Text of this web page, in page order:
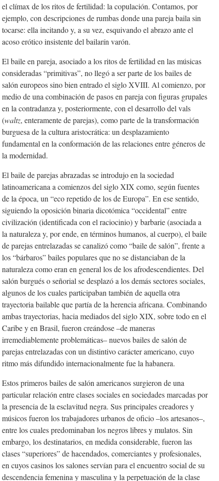
el clímax de los ritos de fertilidad: la copulación. Contamos, por
ejemplo, con descripciones de rumbas donde una pareja baila sin
tocarse: ella incitando y, a su vez, esquivando el abrazo ante el
acoso erótico insistente del bailarín varón.
El baile en pareja, asociado a los ritos de fertilidad en las músicas
consideradas “primitivas”, no llegó a ser parte de los bailes de
salón europeos sino bien entrado el siglo XVIII. Al comienzo, por
medio de una combinación de pasos en pareja con figuras grupales
en la contradanza y, posteriormente, con el desarrollo del vals
(waltz, enteramente de parejas), como parte de la transformación
burguesa de la cultura aristocrática: un desplazamiento
fundamental en la conformación de las relaciones entre géneros de
la modernidad.
El baile de parejas abrazadas se introdujo en la sociedad
latinoamericana a comienzos del siglo XIX como, según fuentes
de la época, un “eco repetido de los de Europa”. En ese sentido,
siguiendo la oposición binaria dicotómica “occidental” entre
civilización (identificada con el raciocinio) y barbarie(asociada a
la naturaleza y, por ende, en términos humanos, al cuerpo), el baile
de parejas entrelazadas se canalizó como “baile de salón”, frente a
los “bárbaros” bailes populares que no se distanciaban de la
naturaleza como eran en general los de los afrodescendientes. Del
salón burgués o señorial se desplazó a los demás sectores sociales,
algunos de los cuales participaban también de aquella otra
trayectoria bailable que partía de la herencia africana. Combinando
ambas trayectorias, hacia mediados del siglo XIX, sobre todo en el
Caribe y en Brasil, fueron creándose –de maneras
irremediablemente problemáticas– nuevos bailes de salón de
parejas entrelazadas con un distintivo carácter americano, cuyo
ritmo más difundido internacionalmente fue la habanera.
Estos primeros bailes de salón americanos surgieron de una
particular relación entre clases sociales en sociedades marcadas por
la presencia de la esclavitud negra. Sus principales creadores y
músicos fueron los trabajadores urbanos de oficio –los artesanos–,
entre los cuales predominaban los negros libres y mulatos. Sin
embargo, los destinatarios, en medida considerable, fueron las
clases “superiores” de hacendados, comerciantes y profesionales,
en cuyos casinos los salones servían para el encuentro social de su
descendencia femenina y masculina y la perpetuación de la clase